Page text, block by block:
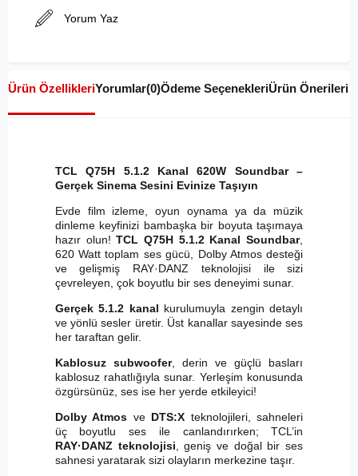
Yorum Yaz
Ürün ÖzellikleriYorumlar(0)Ödeme SeçenekleriÜrün Önerileri
TCL Q75H 5.1.2 Kanal 620W Soundbar –
Gerçek Sinema Sesini Evinize Taşıyın
Evde film izleme, oyun oynama ya da müzik
dinleme keyfinizi bambaşka bir boyuta taşımaya
hazır olun!TCL Q75H 5.1.2 Kanal Soundbar,
620 Watt toplam ses gücü, Dolby Atmos desteği
ve gelişmiş RAY·DANZ teknolojisi ile sizi
çevreleyen, çok boyutlu bir ses deneyimi sunar.
Gerçek 5.1.2 kanal kurulumuyla zengin detaylı
ve yönlü sesler üretir. Üst kanallar sayesinde ses
her taraftan gelir.
Kablosuz subwoofer, derin ve güçlü basları
kablosuz rahatlığıyla sunar. Yerleşim konusunda
özgürsünüz, ses ise her yerde etkileyici!
Dolby Atmos ve DTS:X teknolojileri, sahneleri
üç boyutlu ses ile canlandırırken; TCL’in
RAY·DANZ teknolojisi, geniş ve doğal bir ses
sahnesi yaratarak sizi olayların merkezine taşır.